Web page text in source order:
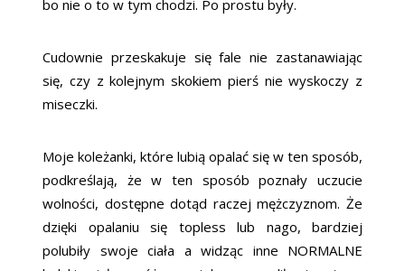
bo nie o to w tym chodzi. Po prostu były.
Cudownie przeskakuje się fale nie zastanawiając
się, czy z kolejnym skokiem pierś nie wyskoczy z
miseczki.
Moje koleżanki, które lubią opalać się w ten sposób,
podkreślają, że w ten sposób poznały uczucie
wolności, dostępne dotąd raczej mężczyznom. Że
dzięki opalaniu się topless lub nago, bardziej
polubiły swoje ciała a widząc inne NORMALNE